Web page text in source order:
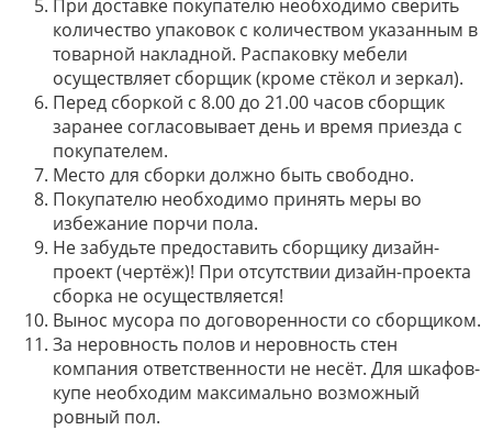
При доставке покупателю необходимо сверить
количество упаковок с количеством указанным в
товарной накладной. Распаковку мебели
осуществляет сборщик (кроме стёкол и зеркал).
Перед сборкой с 8.00 до 21.00 часов сборщик
заранее согласовывает день и время приезда с
покупателем.
Место для сборки должно быть свободно.
Покупателю необходимо принять меры во
избежание порчи пола.
Не забудьте предоставить сборщику дизайн-
проект (чертёж)! При отсутствии дизайн-проекта
сборка не осуществляется!
Вынос мусора по договоренности со сборщиком.
За неровность полов и неровность стен
компания ответственности не несёт. Для шкафов-
купе необходим максимально возможный
ровный пол.